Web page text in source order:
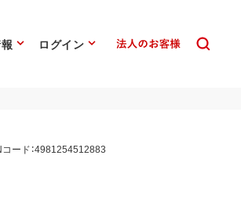
ログイン
ード：4981254512883